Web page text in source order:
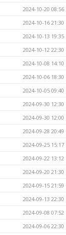
2024-10-20 08:56
2024-10-16 21:30
2024-10-13 19:35
2024-10-12 22:30
2024-10-08 14:10
2024-10-06 18:30
2024-10-05 09:40
2024-09-30 12:30
2024-09-30 12:00
2024-09-28 20:49
2024-09-25 15:17
2024-09-22 13:12
2024-09-20 21:30
2024-09-15 21:59
2024-09-13 22:30
2024-09-08 07:52
2024-09-06 22:30